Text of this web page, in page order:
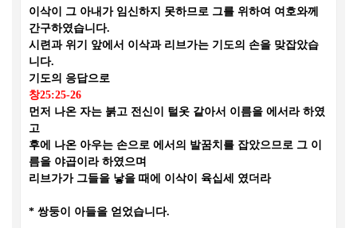
이삭이 그 아내가 임신하지 못하므로 그를 위하여 여호와께
간구하였습니다.
시련과 위기 앞에서 이삭과 리브가는 기도의 손을 맞잡았습
니다.
기도의 응답으로
창25:25-26
먼저 나온 자는 붉고 전신이 털옷 같아서 이름을 에서라 하였
고
후에 나온 아우는 손으로 에서의 발꿈치를 잡았으므로 그 이
름을 야곱이라 하였으며
리브가가 그들을 낳을 때에 이삭이 육십세 였더라
* 쌍둥이 아들을 얻었습니다.